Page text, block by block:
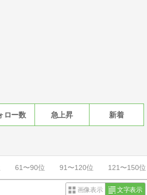
ロー数 急上昇 新着
61〜90位 91〜120位 121〜150位
画像表示 文字表示